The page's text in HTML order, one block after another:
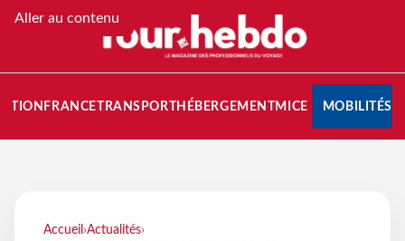
Aller au contenu
FRANCETRANSPORT HÉBERGEMENTMICE MOBILITÉS
Accueil ›Actualités›